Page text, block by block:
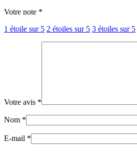
Votre note *
1 étoile sur 5 2 étoiles sur 5 3 étoiles sur 5
Votre avis *
Nom *
E-mail *